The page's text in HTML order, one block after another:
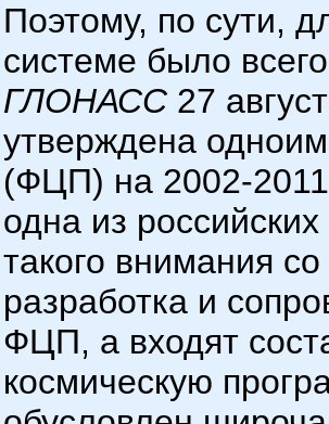
Поэтому, по сути,
системе было
ГЛОНАСС 27
утверждена
(ФЦП) на 2002-2011
одна из
такого внимания
разработка и
ФЦП, а входят
космическую